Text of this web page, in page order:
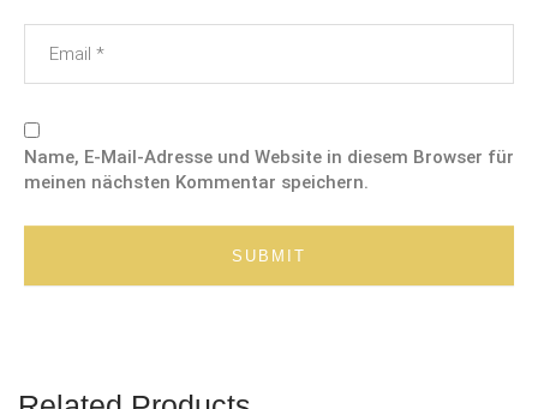
Name, E-Mail-Adresse und Website in diesem Browser für
meinen nächsten Kommentar speichern.